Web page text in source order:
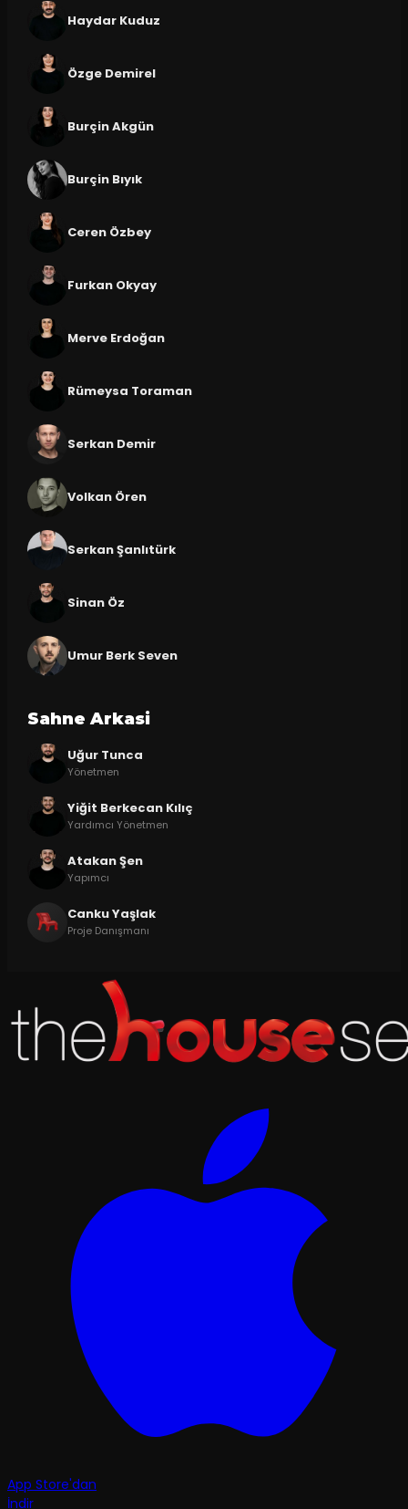
Haydar Kuduz
Özge Demirel
Burçin Akgün
Burçin Bıyık
Ceren Özbey
Furkan Okyay
Merve Erdoğan
Rümeysa Toraman
Serkan Demir
Volkan Ören
Serkan Şanlıtürk
Sinan Öz
Umur Berk Seven
Sahne Arkasi
Uğur Tunca
Yönetmen
Yiğit Berkecan Kılıç
Yardımcı Yönetmen
Atakan Şen
Yapımcı
Canku Yaşlak
Proje Danışmanı
App Store'dan
İndir